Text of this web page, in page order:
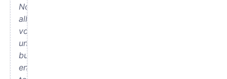
Nous
allons
voter
un
budget
en